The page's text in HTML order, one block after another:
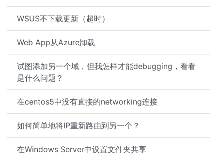
WSUS不下载更新（超时）
Web App从Azure卸载
试图添加另一个域，但我怎样才能debugging，看看
是什么问题？
在centos5中没有直接的networking连接
如何简单地将IP重新路由到另一个？
在Windows Server中设置文件夹共享